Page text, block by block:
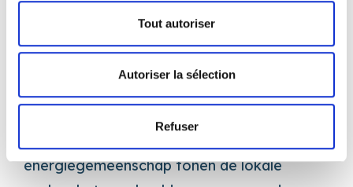
Tout autoriser
Autoriser la sélection
Refuser
duurzame energie-toekomst.
Wapigreen-project illustreert haar inzet
energiegemeenschap tonen de lokale